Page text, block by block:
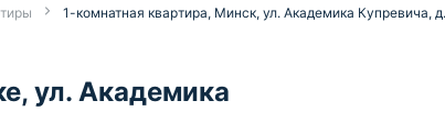
1-комнатная квартира, Минск, ул. Академика Купревича,
ул. Академика